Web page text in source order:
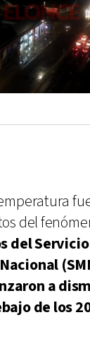
del
del Servicio
a
de los